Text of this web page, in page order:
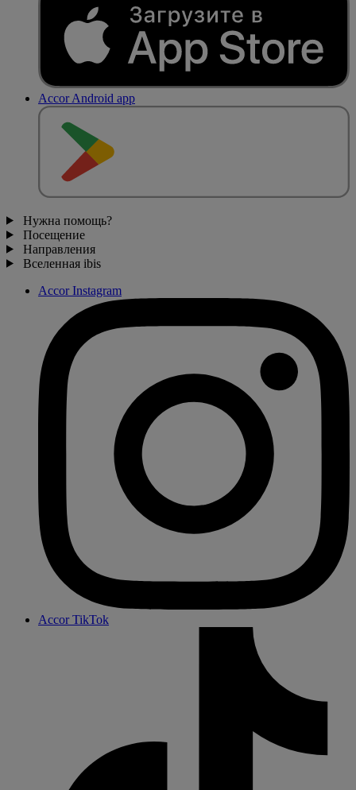
Accor Android app
Нужна помощь?
Посещение
Направления
Вселенная ibis
Accor Instagram
Accor TikTok